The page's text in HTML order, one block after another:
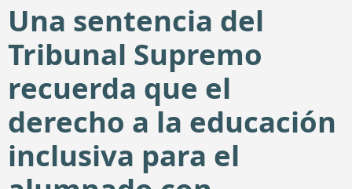
Una sentencia del
Tribunal Supremo
recuerda que el
derecho a la educación
inclusiva para el